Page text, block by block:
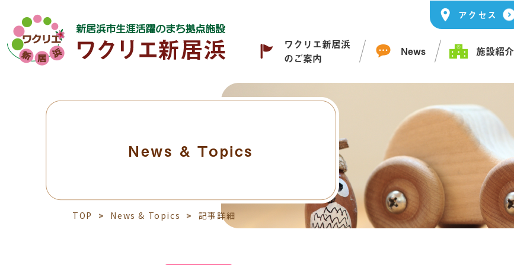
アクセス
ワクリエ新居浜
のご案内
News 施設紹介
News & Topics
TOP News & Topics 記事詳細